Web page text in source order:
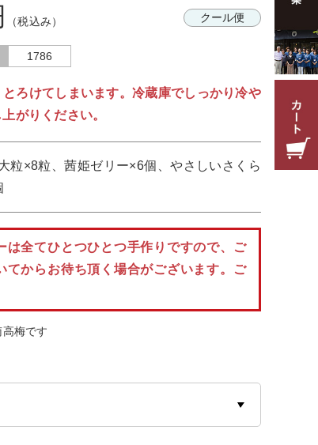
クール便
（税込み）
1786
ろけてしまいます。冷蔵庫でしっかり冷や
がりください。
粒×8粒、茜姫ゼリー×6個、やさしいさくら
は全てひとつひとつ手作りですので、ご
てからお待ち頂く場合がございます。ご
梅です